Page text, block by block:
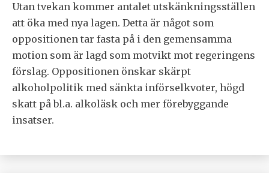
Utan tvekan kommer antalet utskänkningsställen
att öka med nya lagen. Detta är något som
oppositionen tar fasta på i den gemensamma
motion som är lagd som motvikt mot regeringens
förslag. Oppositionen önskar skärpt
alkoholpolitik med sänkta införselkvoter, högd
skatt på bl.a. alkoläsk och mer förebyggande
insatser.